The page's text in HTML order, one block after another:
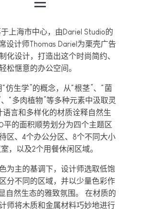
上海市中心，由Dariel Studio的
设计师Thomas Dariel为栗壳广告
化设计，打造出这个时尚简约、
松惬意的办公空间。
仿生学”的概念，从“根茎”、“菌
、“多肉植物”等多种元素中汲取灵
语言和多样化的材质诠释自然生
平的面积顺势划分为四个主题区
区、4个办公分区、8个不同大小
，以及2个用餐休闲区域。
为主的基调下，设计师选取低饱
分不同的区域，并以少量色彩作
自然生态的雅致氛围。 在材质的
师将木质和金属材料巧妙地进行